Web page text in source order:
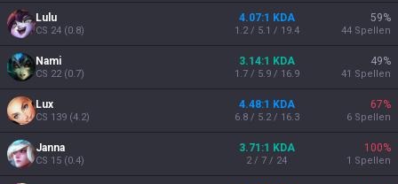
Lulu
CS 24 (0.8)
4.07:1 KDA
1.2 / 5.1 / 19.4
59%
44 Spellen
Nami
CS 22(0.7)
3.14:1 KDA
1.7 / 5.9 / 16.9
49%
41 Spellen
Lux
CS 139 (4.2)
4.48:1 KDA
6.8 / 5.2 / 16.3
67%
6 Spellen
Janna
CS 15 (0.4)
3.71:1 KDA
2 / 7 / 24
100%
1 Spellen